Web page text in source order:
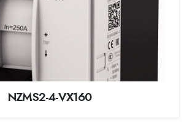
NZMS2-4-VX160